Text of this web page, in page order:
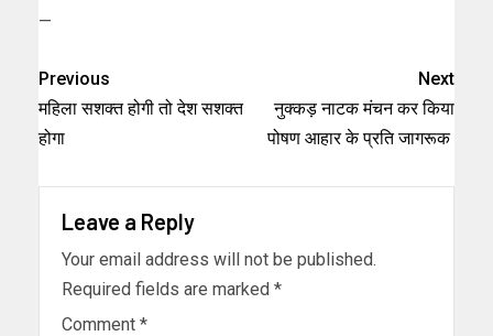
—
Previous
महिला सशक्त होगी तो देश सशक्त
होगा
Next
नुक्कड़ नाटक मंचन कर किया
पोषण आहार के प्रति जागरूक
Leave a Reply
Your email address will not be published.
Required fields are marked *
Comment *